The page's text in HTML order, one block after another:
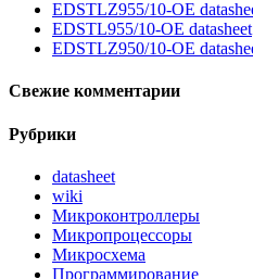
EDSTLZ955/10-OE
EDSTL955/10-OE datasheet
EDSTLZ950/10-OE
Свежие комментарии
Рубрики
datasheet
wiki
Микроконтроллеры
Микропроцессоры
Микросхема
Программирование